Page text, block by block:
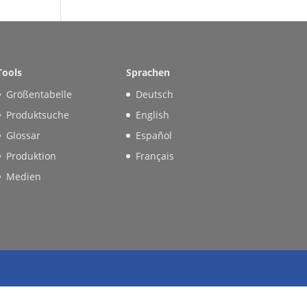
Größentabelle
Produktsuche
Glossar
Produktion
Medien
Sprachen
Deutsch
English
Español
Français